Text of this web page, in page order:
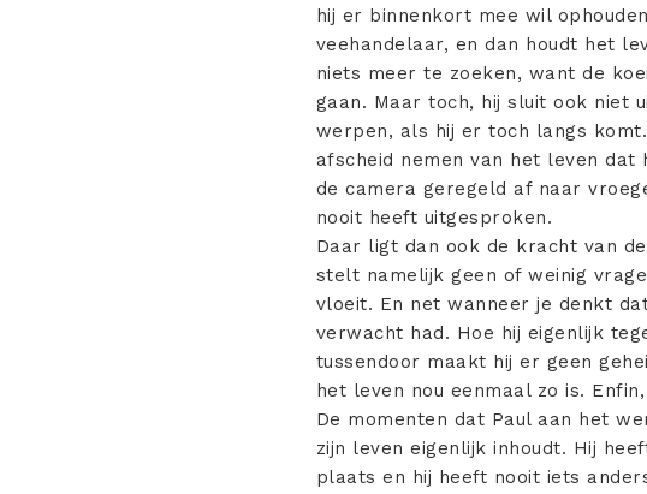
hij er binnenkort mee wil
veehandelaar, en dan houdt het
niets meer te zoeken, want de
gaan. Maar toch, hij sluit ook niet
werpen, als hij er toch langs
afscheid nemen van het leven
de camera geregeld af naar
nooit heeft uitgesproken.
Daar ligt dan ook de kracht van
stelt namelijk geen of weinig
vloeit. En net wanneer je denkt
verwacht had. Hoe hij eigenlijk
tussendoor maakt hij er geen
het leven nou eenmaal zo is.
De momenten dat Paul aan het
zijn leven eigenlijk inhoudt. Hij
plaats en hij heeft nooit iets